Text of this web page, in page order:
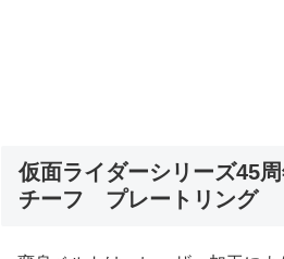
仮面ライダーシリーズ45
チーフ プレートリング